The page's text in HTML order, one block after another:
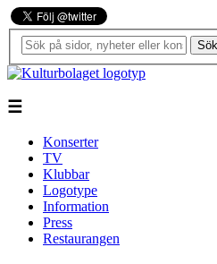
Sök
☰
Konserter
TV
Klubbar
Logotype
Information
Press
Restaurangen